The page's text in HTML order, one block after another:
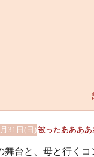
31日(日)被ったあああ
舞台と、母と行く